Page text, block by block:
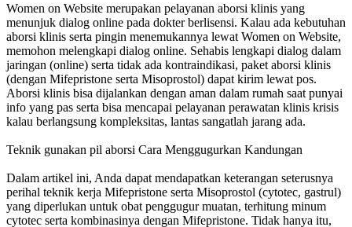
Women on Website merupakan pelayanan aborsi klinis yang
menunjuk dialog online pada dokter berlisensi. Kalau ada kebutuhan
aborsi klinis serta pingin menemukannya lewat Women on Website,
memohon melengkapi dialog online. Sehabis lengkapi dialog dalam
jaringan (online) serta tidak ada kontraindikasi, paket aborsi klinis
(dengan Mifepristone serta Misoprostol) dapat kirim lewat pos.
Aborsi klinis bisa dijalankan dengan aman dalam rumah saat punyai
info yang pas serta bisa mencapai pelayanan perawatan klinis krisis
kalau berlangsung kompleksitas, lantas sangatlah jarang ada.
Teknik gunakan pil aborsi Cara Menggugurkan Kandungan
Dalam artikel ini, Anda dapat mendapatkan keterangan seterusnya
perihal teknik kerja Mifepristone serta Misoprostol (cytotec, gastrul)
yang diperlukan untuk obat penggugur muatan, terhitung minum
cytotec serta kombinasinya dengan Mifepristone. Tidak hanya itu,